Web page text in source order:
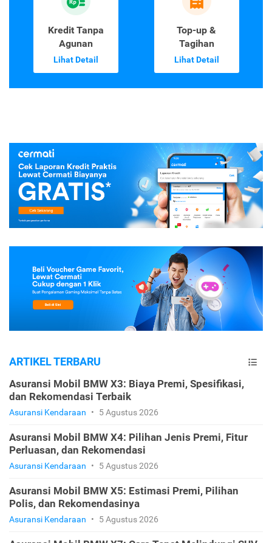
Kredit Tanpa
Agunan
Lihat Detail
Top-up &
Tagihan
Lihat Detail
ARTIKEL TERBARU
Asuransi Mobil BMW X3: Biaya Premi, Spesifikasi,
dan Rekomendasi Terbaik
Asuransi Kendaraan • 5 Agustus 2026
Asuransi Mobil BMW X4: Pilihan Jenis Premi, Fitur
Perluasan, dan Rekomendasi
Asuransi Kendaraan • 5 Agustus 2026
Asuransi Mobil BMW X5: Estimasi Premi, Pilihan
Polis, dan Rekomendasinya
Asuransi Kendaraan • 5 Agustus 2026